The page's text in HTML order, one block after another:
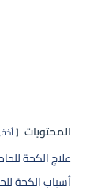
المحتويات
علاج الكحة
أسباب الكحة